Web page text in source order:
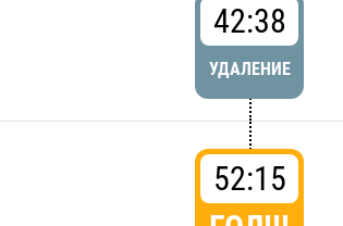
42:38
УДАЛЕНИЕ
52:15